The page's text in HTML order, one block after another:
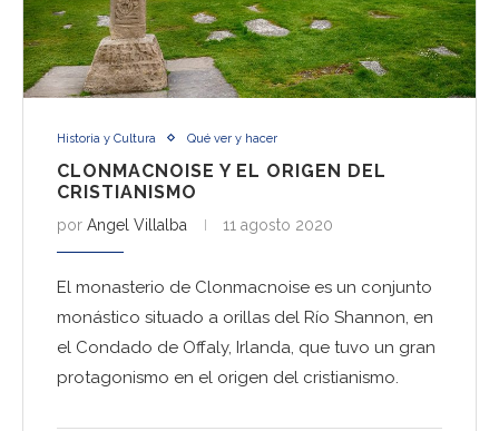
Historia y Cultura Qué ver y hacer
CLONMACNOISE Y EL ORIGEN DEL
CRISTIANISMO
por Angel Villalba 11 agosto 2020
El monasterio de Clonmacnoise es un conjunto
monástico situado a orillas del Río Shannon, en
el Condado de Offaly, Irlanda, que tuvo un gran
protagonismo en el origen del cristianismo.